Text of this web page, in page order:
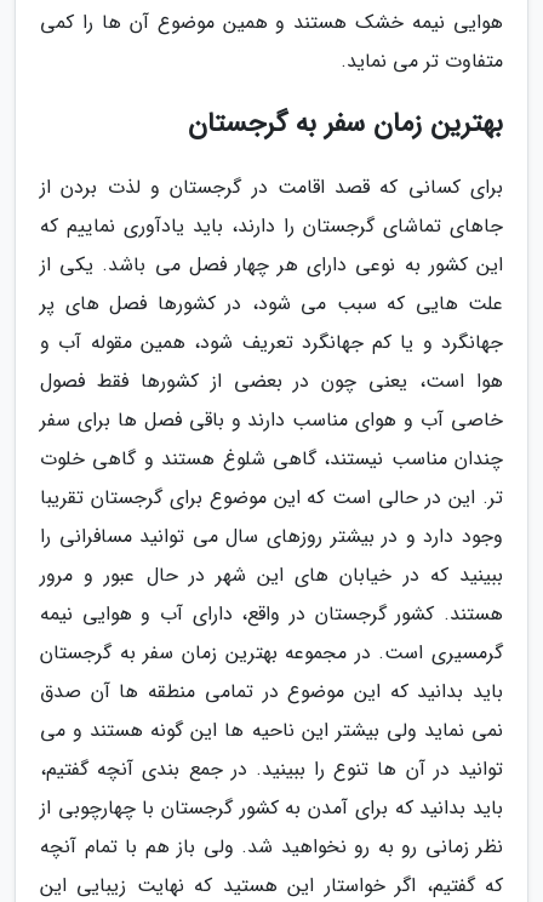
هوایی نیمه خشک هستند و همین موضوع آن ها را کمی
متفاوت تر می نماید.
بهترین زمان سفر به گرجستان
برای کسانی که قصد اقامت در گرجستان و لذت بردن از
جاهای تماشای گرجستان را دارند، باید یادآوری نماییم که
این کشور به نوعی دارای هر چهار فصل می باشد. یکی از
علت هایی که سبب می شود، در کشورها فصل های پر
جهانگرد و یا کم جهانگرد تعریف شود، همین مقوله آب و
هوا است، یعنی چون در بعضی از کشورها فقط فصول
خاصی آب و هوای مناسب دارند و باقی فصل ها برای سفر
چندان مناسب نیستند، گاهی شلوغ هستند و گاهی خلوت
تر. این در حالی است که این موضوع برای گرجستان تقریبا
وجود دارد و در بیشتر روزهای سال می توانید مسافرانی را
ببینید که در خیابان های این شهر در حال عبور و مرور
هستند. کشور گرجستان در واقع، دارای آب و هوایی نیمه
گرمسیری است. در مجموعه بهترین زمان سفر به گرجستان
باید بدانید که این موضوع در تمامی منطقه ها آن صدق
نمی نماید ولی بیشتر این ناحیه ها این گونه هستند و می
توانید در آن ها تنوع را ببینید. در جمع بندی آنچه گفتیم،
باید بدانید که برای آمدن به کشور گرجستان با چهارچوبی از
نظر زمانی رو به رو نخواهید شد. ولی باز هم با تمام آنچه
که گفتیم، اگر خواستار این هستید که نهایت زیبایی این